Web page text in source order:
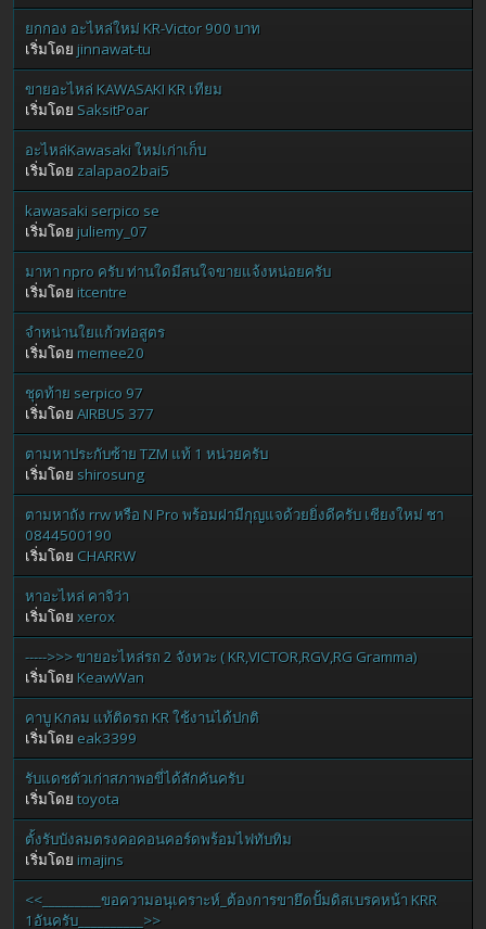
ยกกอง อะไหล่ใหม่ KR-Victor 900 บาท
เริ่มโดย jinnawat-tu
ขายอะไหล่ KAWASAKI KR เทียม
เริ่มโดย SaksitPoar
อะไหล่Kawasaki ใหม่เก่าเก็บ
เริ่มโดย zalapao2bai5
kawasaki serpico se
เริ่มโดย juliemy_07
มาหา npro ครับ ท่านใดมีสนใจขายแจ้งหน่อยครับ
เริ่มโดย itcentre
จำหน่านใยแก้วท่อสูตร
เริ่มโดย memee20
ชุดท้าย serpico 97
เริ่มโดย AIRBUS 377
ตามหาประกับซ้าย TZM แท้ 1 หน่วยครับ
เริ่มโดย shirosung
ตามหาถัง rrw หรือ N Pro พร้อมฝามีกุญแจด้วยยิ่งดีครับ เชียงใหม่ ชา
0844500190
เริ่มโดย CHARRW
หาอะไหล่ คาจิว่า
เริ่มโดย xerox
----->>> ขายอะไหล่รถ 2 จังหวะ ( KR,VICTOR,RGV,RG Gramma)
เริ่มโดย KeawWan
คาบู Kกลม แท้ติดรถ KR ใช้งานได้ปกติ
เริ่มโดย eak3399
รับแดชตัวเก่าสภาพอขี่ได้สักคันครับ
เริ่มโดย toyota
ตั้งรับบังลมตรงคอคอนคอร์ดพร้อมไฟทับทิม
เริ่มโดย imajins
<<_________ขอความอนุเคราะห์_ต้องการขายึดปั้มดิสเบรคหน้า KRR
1อันครับ__________>>